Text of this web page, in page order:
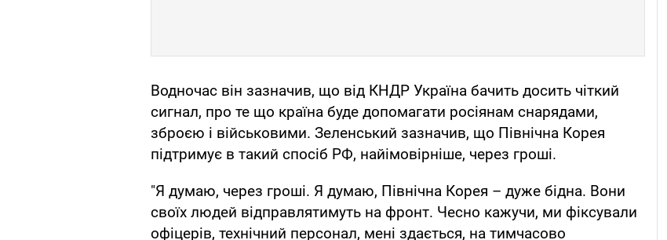
Водночас він зазначив, що від КНДР Україна бачить досить чіткий
сигнал, про те що країна буде допомагати росіянам снарядами,
зброєю і військовими. Зеленський зазначив, що Північна Корея
підтримує в такий спосіб РФ, найімовірніше, через гроші.
"Я думаю, через гроші. Я думаю, Північна Корея – дуже бідна. Вони
своїх людей відправлятимуть на фронт. Чесно кажучи, ми фіксували
офіцерів, технічний персонал, мені здається, на тимчасово